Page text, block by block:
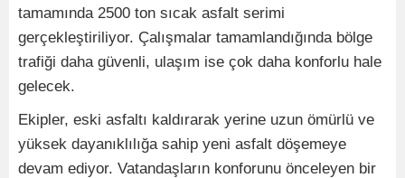
tamamında 2500 ton sıcak asfalt serimi
gerçekleştiriliyor. Çalışmalar tamamlandığında bölge
trafiği daha güvenli, ulaşım ise çok daha konforlu hale
gelecek.
Ekipler, eski asfaltı kaldırarak yerine uzun ömürlü ve
yüksek dayanıklılığa sahip yeni asfalt döşemeye
devam ediyor. Vatandaşların konforunu önceleyen bir